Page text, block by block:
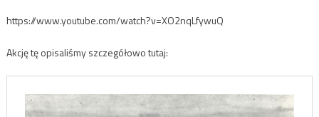
https://www.youtube.com/watch?v=XO2nqLfywuQ
Akcję tę opisaliśmy szczegółowo tutaj: